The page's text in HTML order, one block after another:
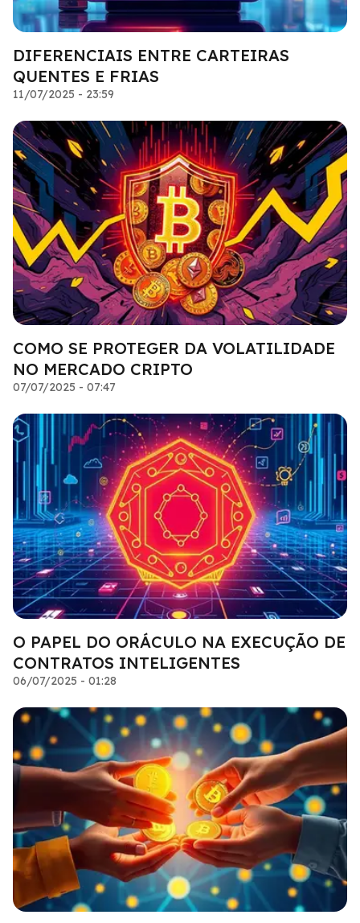
DIFERENCIAIS ENTRE CARTEIRAS
QUENTES E FRIAS
11/07/2025 - 23:59
COMO SE PROTEGER DA VOLATILIDADE
NO MERCADO CRIPTO
07/07/2025 - 07:47
O PAPEL DO ORÁCULO NA EXECUÇÃO DE
CONTRATOS INTELIGENTES
06/07/2025 - 01:28